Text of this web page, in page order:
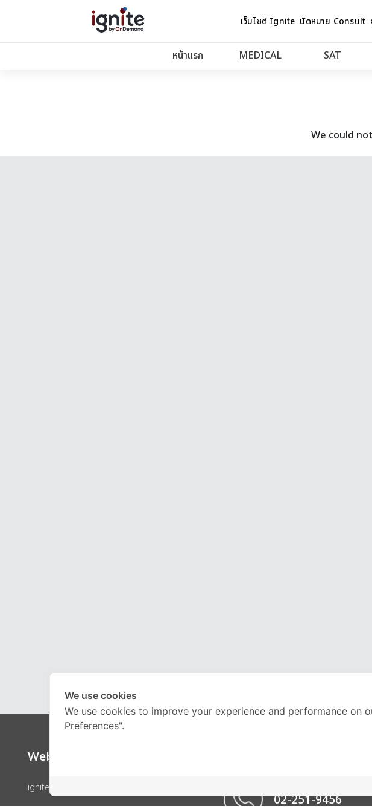
เว็บไซต์ Ignite นัดหมาย Consult
หน้าแรก MEDICAL SAT
We could
Website
ignite by OnDemand
02-251-9456
We use cookies
We use cookies to improve your experience and performance on
Preferences".